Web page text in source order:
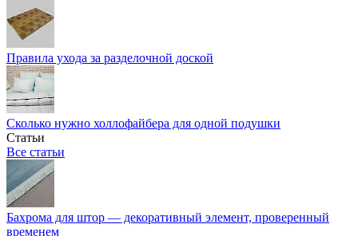
Правила ухода за разделочной доской
Сколько нужно холлофайбера для одной подушки
Статьи
Все статьи
Бахрома для штор — декоративный элемент, проверенный
временем